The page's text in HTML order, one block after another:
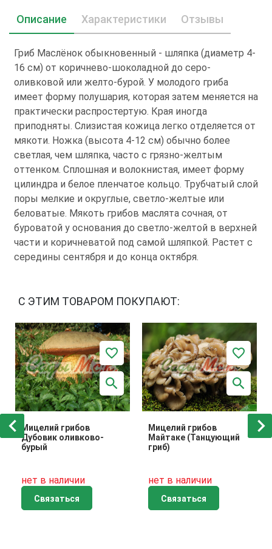
Описание Характеристики Отзывы
Гриб Маслёнок обыкновенный - шляпка (диаметр 4-
16 см) от коричнево-шоколадной до серо-
оливковой или желто-бурой. У молодого гриба
имеет форму полушария, которая затем меняется на
практически распростертую. Края иногда
приподняты. Слизистая кожица легко отделяется от
мякоти. Ножка (высота 4-12 см) обычно более
светлая, чем шляпка, часто с грязно-желтым
оттенком. Сплошная и волокнистая, имеет форму
цилиндра и белое пленчатое кольцо. Трубчатый слой
поры мелкие и округлые, светло-желтые или
беловатые. Мякоть грибов маслята сочная, от
буроватой у основания до светло-желтой в верхней
части и коричневатой под самой шляпкой. Растет с
середины сентября и до конца октября.
С ЭТИМ ТОВАРОМ ПОКУПАЮТ:
Мицелий грибов
Дубовик оливково-
бурый
нет в наличии
Связаться
Мицелий грибов
Майтаке (Танцующий
гриб)
нет в наличии
Связаться